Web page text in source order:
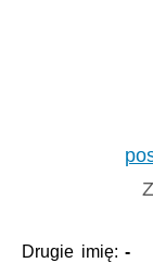
Drugie imię:-